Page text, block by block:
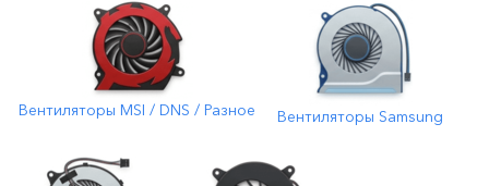
Вентиляторы MSI / DNS / Разное Вентиляторы Samsung